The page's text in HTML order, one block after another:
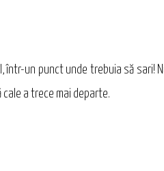
într-un punct unde trebuia să sari!
a trece mai departe.